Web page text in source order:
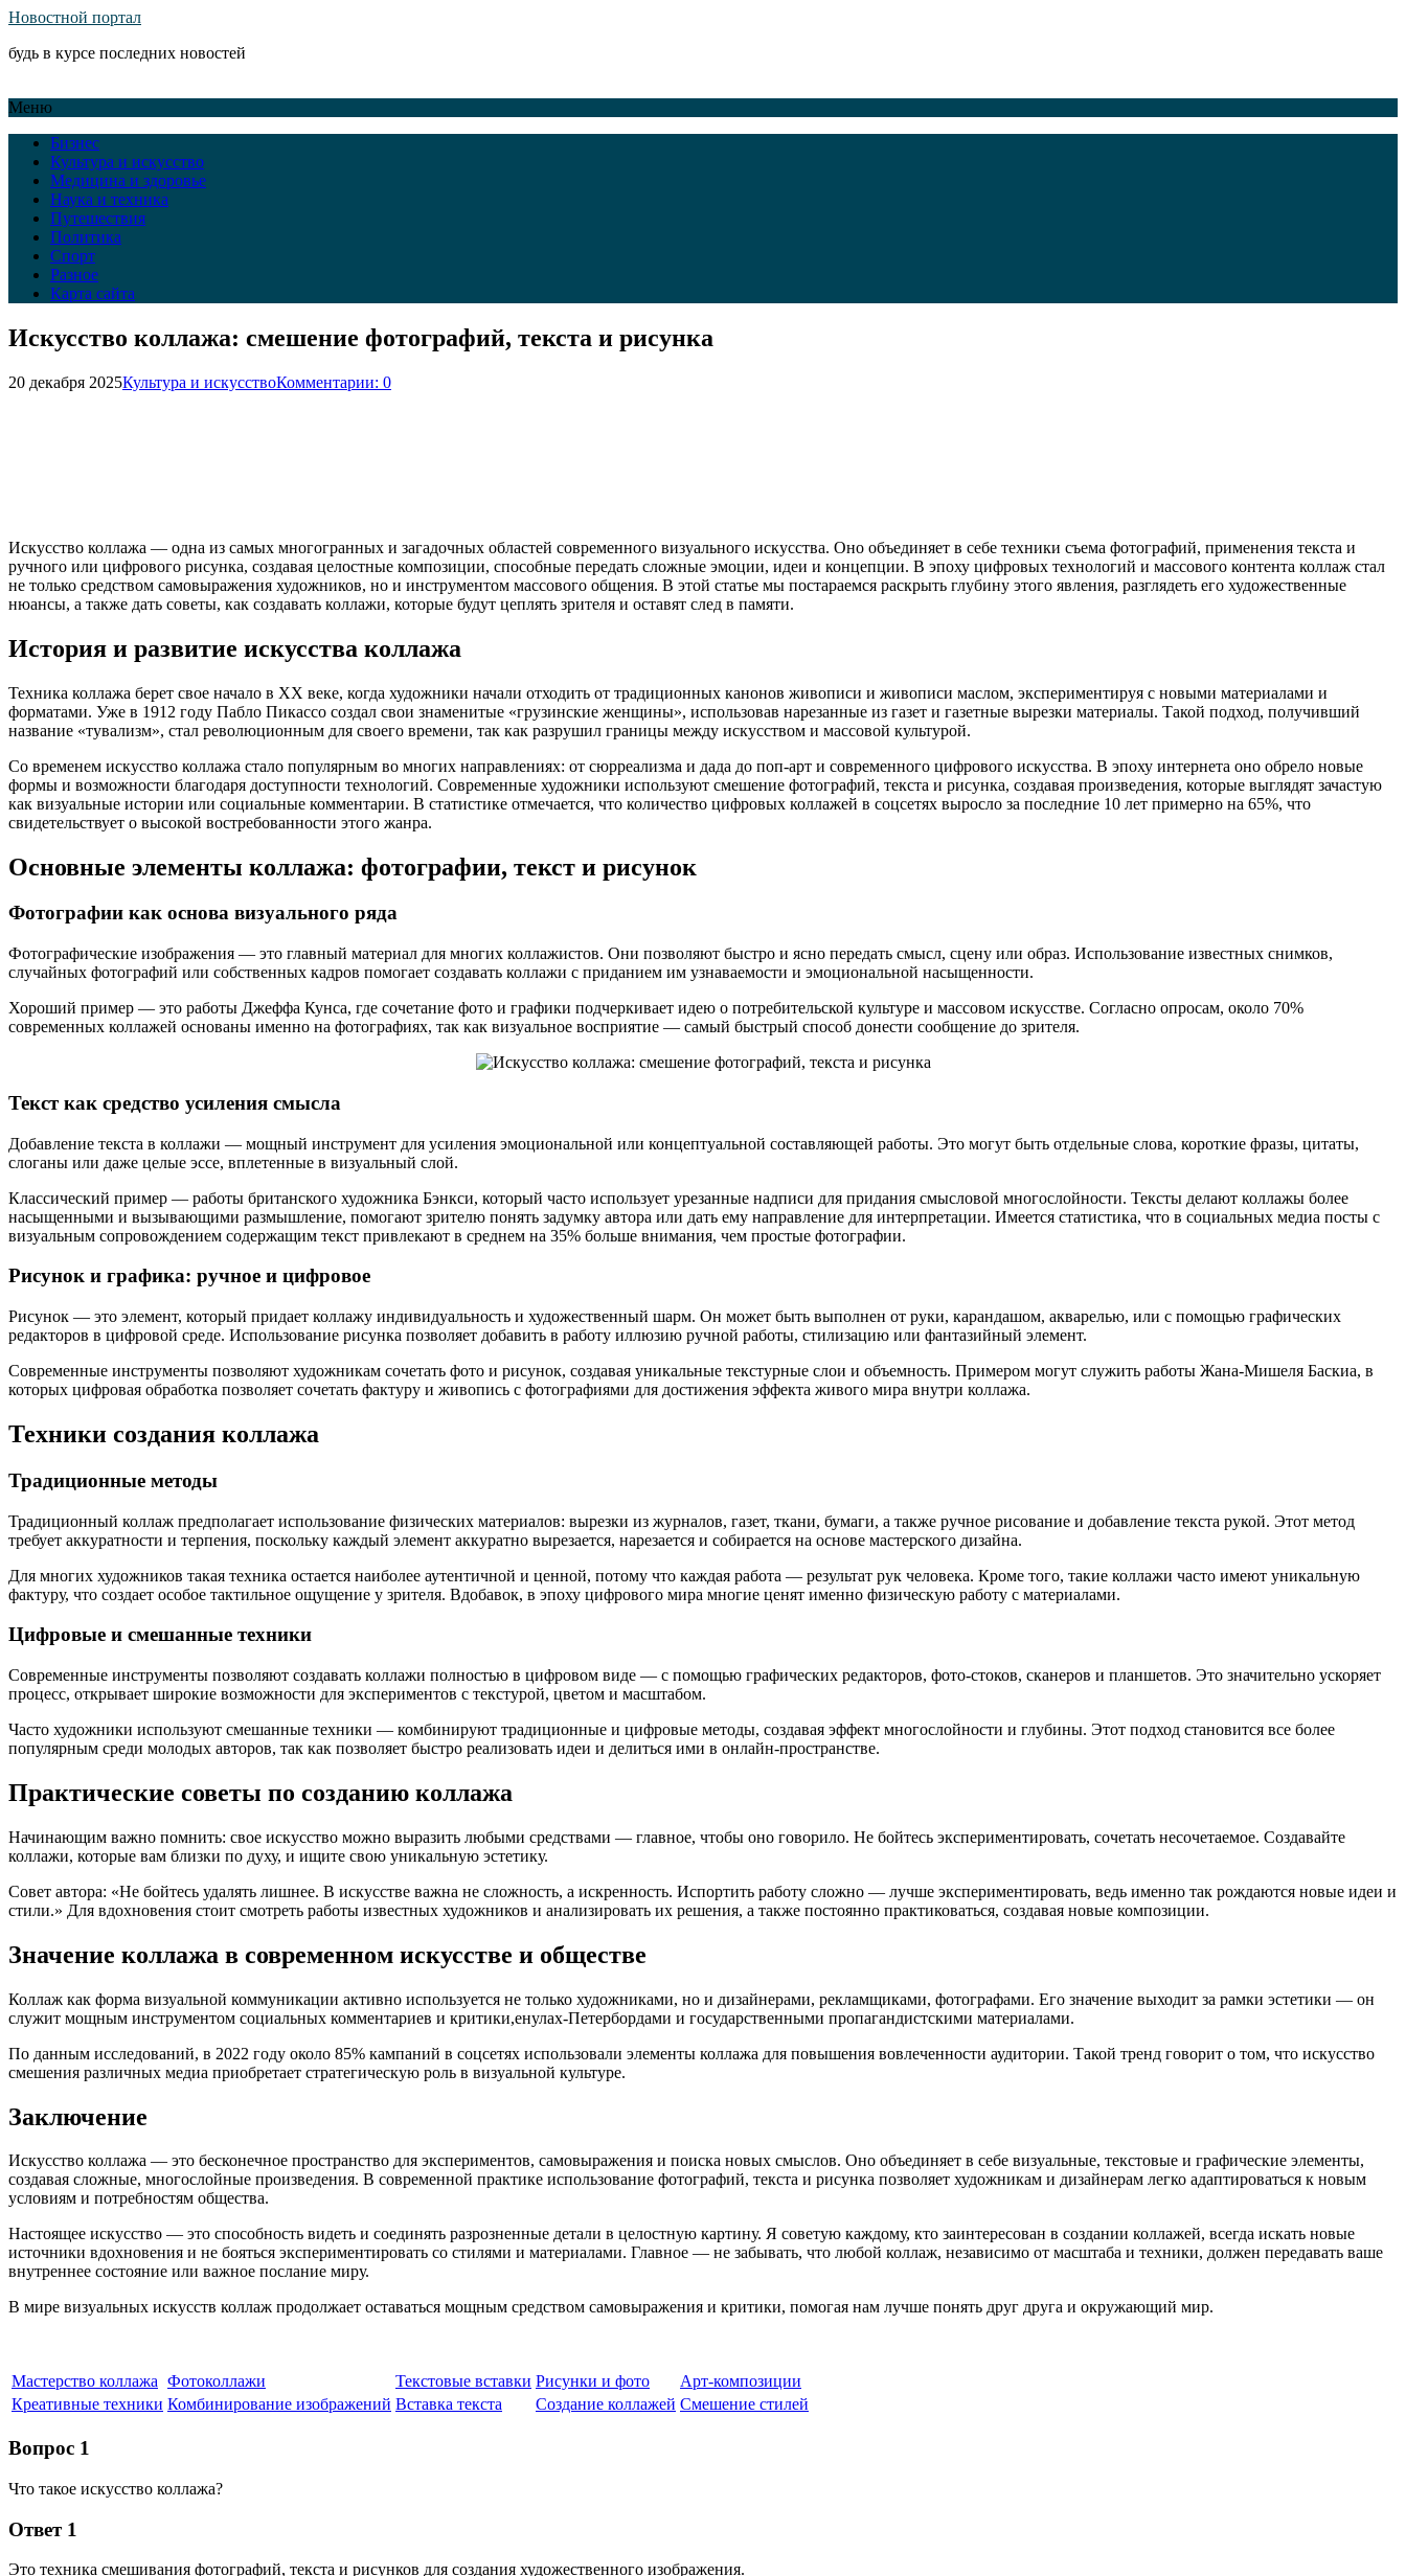
Новостной портал
будь в курсе последних новостей
Меню
Бизнес
Культура и искусство
Медицина и здоровье
Наука и техника
Путешествия
Политика
Спорт
Разное
Карта сайта
Искусство коллажа: смешение фотографий, текста и рисунка
20 декабря 2025Культура и искусствоКомментарии: 0
Искусство коллажа — одна из самых многогранных и загадочных областей современного визуального искусства. Оно объединяет в себе техники съема фотографий, применения текста и
ручного или цифрового рисунка, создавая целостные композиции, способные передать сложные эмоции, идеи и концепции. В эпоху цифровых технологий и массового контента коллаж стал
не только средством самовыражения художников, но и инструментом массового общения. В этой статье мы постараемся раскрыть глубину этого явления, разглядеть его художественные
нюансы, а также дать советы, как создавать коллажи, которые будут цеплять зрителя и оставят след в памяти.
История и развитие искусства коллажа
Техника коллажа берет свое начало в XX веке, когда художники начали отходить от традиционных канонов живописи и живописи маслом, экспериментируя с новыми материалами и
форматами. Уже в 1912 году Пабло Пикассо создал свои знаменитые «грузинские женщины», использовав нарезанные из газет и газетные вырезки материалы. Такой подход, получивший
название «тувализм», стал революционным для своего времени, так как разрушил границы между искусством и массовой культурой.
Со временем искусство коллажа стало популярным во многих направлениях: от сюрреализма и дада до поп-арт и современного цифрового искусства. В эпоху интернета оно обрело новые
формы и возможности благодаря доступности технологий. Современные художники используют смешение фотографий, текста и рисунка, создавая произведения, которые выглядят зачастую
как визуальные истории или социальные комментарии. В статистике отмечается, что количество цифровых коллажей в соцсетях выросло за последние 10 лет примерно на 65%, что
свидетельствует о высокой востребованности этого жанра.
Основные элементы коллажа: фотографии, текст и рисунок
Фотографии как основа визуального ряда
Фотографические изображения — это главный материал для многих коллажистов. Они позволяют быстро и ясно передать смысл, сцену или образ. Использование известных снимков,
случайных фотографий или собственных кадров помогает создавать коллажи с приданием им узнаваемости и эмоциональной насыщенности.
Хороший пример — это работы Джеффа Кунса, где сочетание фото и графики подчеркивает идею о потребительской культуре и массовом искусстве. Согласно опросам, около 70%
современных коллажей основаны именно на фотографиях, так как визуальное восприятие — самый быстрый способ донести сообщение до зрителя.
Текст как средство усиления смысла
Добавление текста в коллажи — мощный инструмент для усиления эмоциональной или концептуальной составляющей работы. Это могут быть отдельные слова, короткие фразы, цитаты,
слоганы или даже целые эссе, вплетенные в визуальный слой.
Классический пример — работы британского художника Бэнкси, который часто использует урезанные надписи для придания смысловой многослойности. Тексты делают коллажы более
насыщенными и вызывающими размышление, помогают зрителю понять задумку автора или дать ему направление для интерпретации. Имеется статистика, что в социальных медиа посты с
визуальным сопровождением содержащим текст привлекают в среднем на 35% больше внимания, чем простые фотографии.
Рисунок и графика: ручное и цифровое
Рисунок — это элемент, который придает коллажу индивидуальность и художественный шарм. Он может быть выполнен от руки, карандашом, акварелью, или с помощью графических
редакторов в цифровой среде. Использование рисунка позволяет добавить в работу иллюзию ручной работы, стилизацию или фантазийный элемент.
Современные инструменты позволяют художникам сочетать фото и рисунок, создавая уникальные текстурные слои и объемность. Примером могут служить работы Жана-Мишеля Баскиа, в
которых цифровая обработка позволяет сочетать фактуру и живопись с фотографиями для достижения эффекта живого мира внутри коллажа.
Техники создания коллажа
Традиционные методы
Традиционный коллаж предполагает использование физических материалов: вырезки из журналов, газет, ткани, бумаги, а также ручное рисование и добавление текста рукой. Этот метод
требует аккуратности и терпения, поскольку каждый элемент аккуратно вырезается, нарезается и собирается на основе мастерского дизайна.
Для многих художников такая техника остается наиболее аутентичной и ценной, потому что каждая работа — результат рук человека. Кроме того, такие коллажи часто имеют уникальную
фактуру, что создает особое тактильное ощущение у зрителя. Вдобавок, в эпоху цифрового мира многие ценят именно физическую работу с материалами.
Цифровые и смешанные техники
Современные инструменты позволяют создавать коллажи полностью в цифровом виде — с помощью графических редакторов, фото-стоков, сканеров и планшетов. Это значительно ускоряет
процесс, открывает широкие возможности для экспериментов с текстурой, цветом и масштабом.
Часто художники используют смешанные техники — комбинируют традиционные и цифровые методы, создавая эффект многослойности и глубины. Этот подход становится все более
популярным среди молодых авторов, так как позволяет быстро реализовать идеи и делиться ими в онлайн-пространстве.
Практические советы по созданию коллажа
Начинающим важно помнить: свое искусство можно выразить любыми средствами — главное, чтобы оно говорило. Не бойтесь экспериментировать, сочетать несочетаемое. Создавайте
коллажи, которые вам близки по духу, и ищите свою уникальную эстетику.
Совет автора: «Не бойтесь удалять лишнее. В искусстве важна не сложность, а искренность. Испортить работу сложно — лучше экспериментировать, ведь именно так рождаются новые идеи и
стили.» Для вдохновения стоит смотреть работы известных художников и анализировать их решения, а также постоянно практиковаться, создавая новые композиции.
Значение коллажа в современном искусстве и обществе
Коллаж как форма визуальной коммуникации активно используется не только художниками, но и дизайнерами, рекламщиками, фотографами. Его значение выходит за рамки эстетики — он
служит мощным инструментом социальных комментариев и критики,енулах-Петербордами и государственными пропагандистскими материалами.
По данным исследований, в 2022 году около 85% кампаний в соцсетях использовали элементы коллажа для повышения вовлеченности аудитории. Такой тренд говорит о том, что искусство
смешения различных медиа приобретает стратегическую роль в визуальной культуре.
Заключение
Искусство коллажа — это бесконечное пространство для экспериментов, самовыражения и поиска новых смыслов. Оно объединяет в себе визуальные, текстовые и графические элементы,
создавая сложные, многослойные произведения. В современной практике использование фотографий, текста и рисунка позволяет художникам и дизайнерам легко адаптироваться к новым
условиям и потребностям общества.
Настоящее искусство — это способность видеть и соединять разрозненные детали в целостную картину. Я советую каждому, кто заинтересован в создании коллажей, всегда искать новые
источники вдохновения и не бояться экспериментировать со стилями и материалами. Главное — не забывать, что любой коллаж, независимо от масштаба и техники, должен передавать ваше
внутреннее состояние или важное послание миру.
В мире визуальных искусств коллаж продолжает оставаться мощным средством самовыражения и критики, помогая нам лучше понять друг друга и окружающий мир.
Мастерство коллажа Фотоколлажи Текстовые вставки Рисунки и фото
Арт-композиции
Креативные техники Комбинирование изображений Вставка текста Создание коллажей Смешение стилей
Вопрос 1
Что такое искусство коллажа?
Ответ 1
Это техника смешивания фотографий, текста и рисунков для создания художественного изображения.